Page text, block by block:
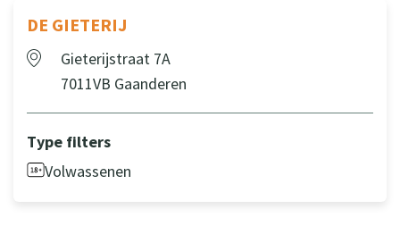
DE GIETERIJ
Gieterijstraat 7A
7011VB Gaanderen
Type filters
Volwassenen